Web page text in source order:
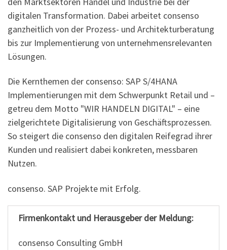
digitalen Transformation. Dabei arbeitet consenso
ganzheitlich von der Prozess- und Architekturberatung
bis zur Implementierung von unternehmensrelevanten
Lösungen.
Die Kernthemen der consenso: SAP S/4HANA
Implementierungen mit dem Schwerpunkt Retail und –
getreu dem Motto "WIR HANDELN DIGITAL" – eine
zielgerichtete Digitalisierung von Geschäftsprozessen.
So steigert die consenso den digitalen Reifegrad ihrer
Kunden und realisiert dabei konkreten, messbaren
Nutzen.
consenso. SAP Projekte mit Erfolg.
Firmenkontakt und Herausgeber der Meldung:
consenso Consulting GmbH